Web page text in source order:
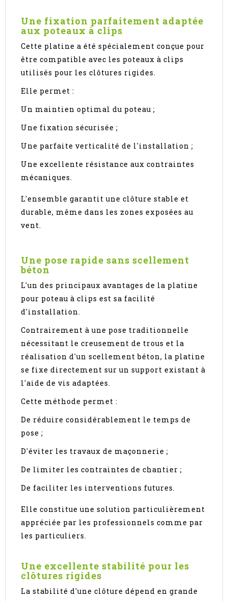
Une fixation parfaitement adaptée
aux poteaux à clips
Cette platine a été spécialement conçue pour
être compatible avec les poteaux à clips
utilisés pour les clôtures rigides.
Elle permet :
Un maintien optimal du poteau ;
Une fixation sécurisée ;
Une parfaite verticalité de l'installation ;
Une excellente résistance aux contraintes
mécaniques.
L'ensemble garantit une clôture stable et
durable, même dans les zones exposées au
vent.
Une pose rapide sans scellement
béton
L'un des principaux avantages de la platine
pour poteau à clips est sa facilité
d'installation.
Contrairement à une pose traditionnelle
nécessitant le creusement de trous et la
réalisation d'un scellement béton, la platine
se fixe directement sur un support existant à
l'aide de vis adaptées.
Cette méthode permet :
De réduire considérablement le temps de
pose ;
D'éviter les travaux de maçonnerie ;
De limiter les contraintes de chantier ;
De faciliter les interventions futures.
Elle constitue une solution particulièrement
appréciée par les professionnels comme par
les particuliers.
Une excellente stabilité pour les
clôtures rigides
La stabilité d'une clôture dépend en grande